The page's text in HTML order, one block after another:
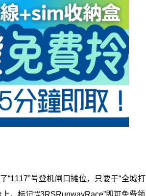
号登机闸口摊位，只要于“全城打
，标记“#3RSRunwayRace”即可免费领